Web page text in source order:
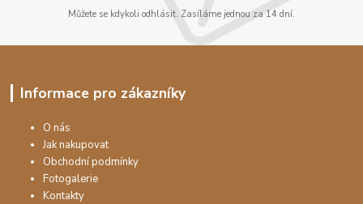
Můžete se kdykoli odhlásit. Zasíláme jednou za 14 dní.
Informace pro zákazníky
O nás
Jak nakupovat
Obchodní podmínky
Fotogalerie
Kontakty